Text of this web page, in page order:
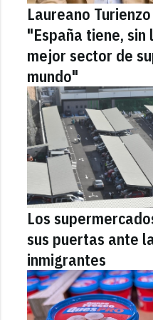
Laureano
"España tiene, sin
mejor sector de
mundo"
Los
sus puertas ante
inmigrantes